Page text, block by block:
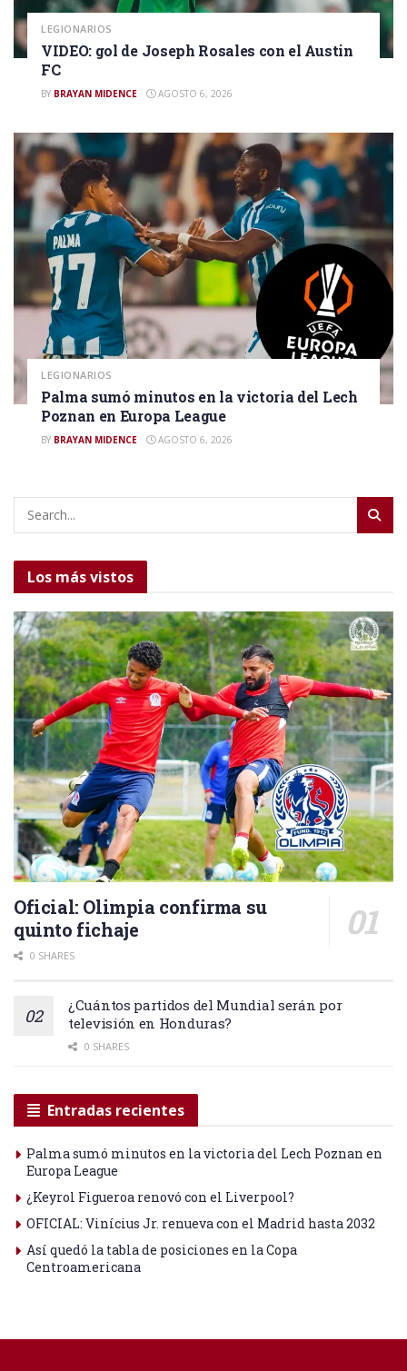
LEGIONARIOS
VIDEO: gol de Joseph Rosales con el Austin
FC
BY BRAYAN MIDENCE AGOSTO 6, 2026
LEGIONARIOS
Palma sumó minutos en la victoria del Lech
Poznan en Europa League
BY BRAYAN MIDENCE AGOSTO 6, 2026
Los más vistos
Oficial: Olimpia confirma su
quinto fichaje
0 SHARES
¿Cuántos partidos del Mundial serán por
televisión en Honduras?
0 SHARES
Entradas recientes
Palma sumó minutos en la victoria del Lech Poznan en
Europa League
¿Keyrol Figueroa renovó con el Liverpool?
OFICIAL: Vinícius Jr. renueva con el Madrid hasta 2032
Así quedó la tabla de posiciones en la Copa
Centroamericana